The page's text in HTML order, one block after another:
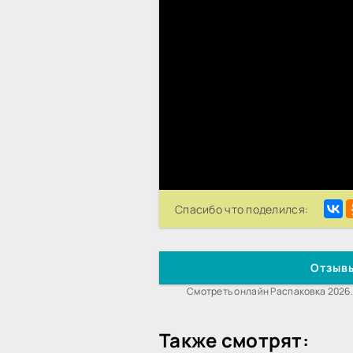
Спасибо что поделился:
Смотреть онлайн Распаковка
Также смотрят: